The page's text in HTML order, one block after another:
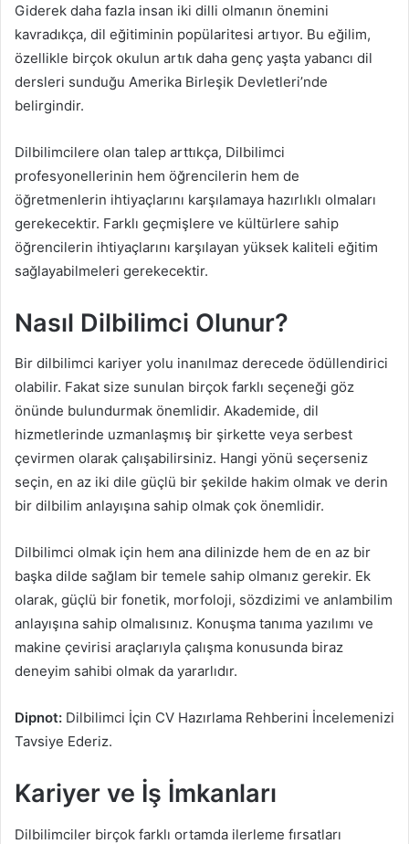
Giderek daha fazla insan iki dilli olmanın önemini
kavradıkça, dil eğitiminin popülaritesi artıyor. Bu eğilim,
özellikle birçok okulun artık daha genç yaşta yabancı dil
dersleri sunduğu Amerika Birleşik Devletleri’nde
belirgindir.
Dilbilimcilere olan talep arttıkça, Dilbilimci
profesyonellerinin hem öğrencilerin hem de
öğretmenlerin ihtiyaçlarını karşılamaya hazırlıklı olmaları
gerekecektir. Farklı geçmişlere ve kültürlere sahip
öğrencilerin ihtiyaçlarını karşılayan yüksek kaliteli eğitim
sağlayabilmeleri gerekecektir.
Nasıl Dilbilimci Olunur?
Bir dilbilimci kariyer yolu inanılmaz derecede ödüllendirici
olabilir. Fakat size sunulan birçok farklı seçeneği göz
önünde bulundurmak önemlidir. Akademide, dil
hizmetlerinde uzmanlaşmış bir şirkette veya serbest
çevirmen olarak çalışabilirsiniz. Hangi yönü seçerseniz
seçin, en az iki dile güçlü bir şekilde hakim olmak ve derin
bir dilbilim anlayışına sahip olmak çok önemlidir.
Dilbilimci olmak için hem ana dilinizde hem de en az bir
başka dilde sağlam bir temele sahip olmanız gerekir. Ek
olarak, güçlü bir fonetik, morfoloji, sözdizimi ve anlambilim
anlayışına sahip olmalısınız. Konuşma tanıma yazılımı ve
makine çevirisi araçlarıyla çalışma konusunda biraz
deneyim sahibi olmak da yararlıdır.
Dipnot: Dilbilimci İçin CV Hazırlama Rehberini İncelemenizi
Tavsiye Ederiz.
Kariyer ve İş İmkanları
Dilbilimciler birçok farklı ortamda ilerleme fırsatları